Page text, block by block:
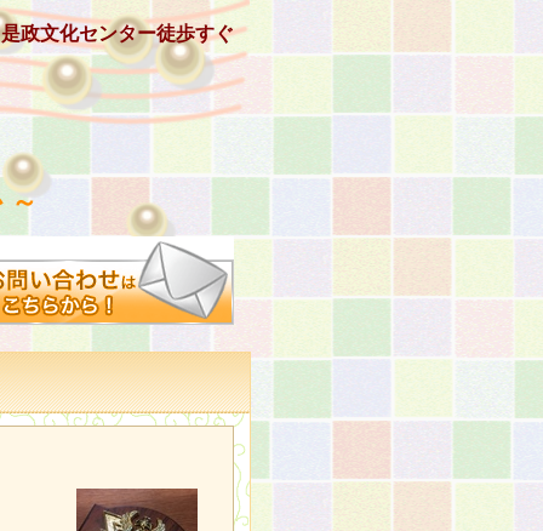
政文化センター徒歩すぐ
～